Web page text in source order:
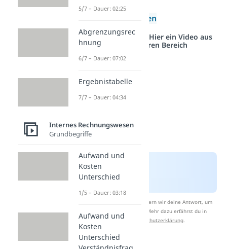
Abschreibungen
Studyflix vernetzt: Hier ein Video aus
einem anderen Bereich
Nach Beantwortung speichern wir deine Antwort, um
Studyflix zu verbessern. Mehr dazu erfährst du in
unserer
Datenschutzerklärung
5/7 – Dauer: 02:25
Abgrenzungsrec
hnung
6/7 – Dauer: 07:02
Ergebnistabelle
7/7 – Dauer: 04:34
Internes Rechnungswesen
Grundbegriffe
Aufwand und
Kosten
Unterschied
1/5 – Dauer: 03:18
Aufwand und
Kosten
Unterschied